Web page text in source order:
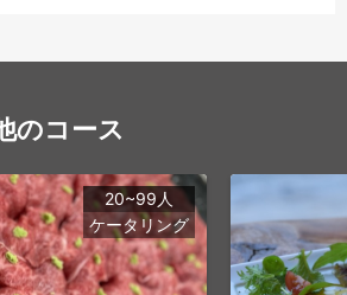
のコース
20~99人
ケータリング